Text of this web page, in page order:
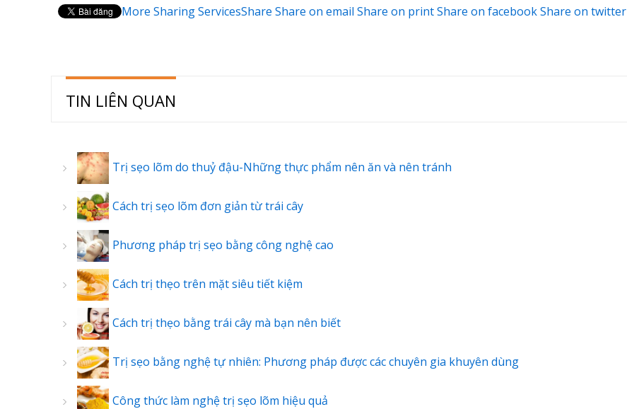
More Sharing ServicesShare Share on email Share on printShare on facebookShare on twitter
TIN LIÊN QUAN
Trị sẹo lõm do thuỷ đậu-Những thực phẩm nên ăn và nên tránh
Cách trị sẹo lõm đơn giản từ trái cây
Phương pháp trị sẹo bằng công nghệ cao
Cách trị thẹo trên mặt siêu tiết kiệm
Cách trị thẹo bằng trái cây mà bạn nên biết
Trị sẹo bằng nghệ tự nhiên: Phương pháp được các chuyên gia khuyên dùng
Công thức làm nghệ trị sẹo lõm hiệu quả